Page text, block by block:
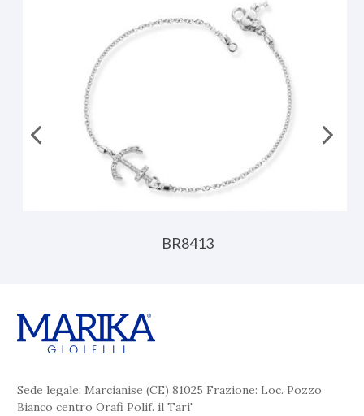
BR8413
Sede legale: Marcianise (CE) 81025 Frazione: Loc. Pozzo
Bianco centro Orafi Polif. il Tari'